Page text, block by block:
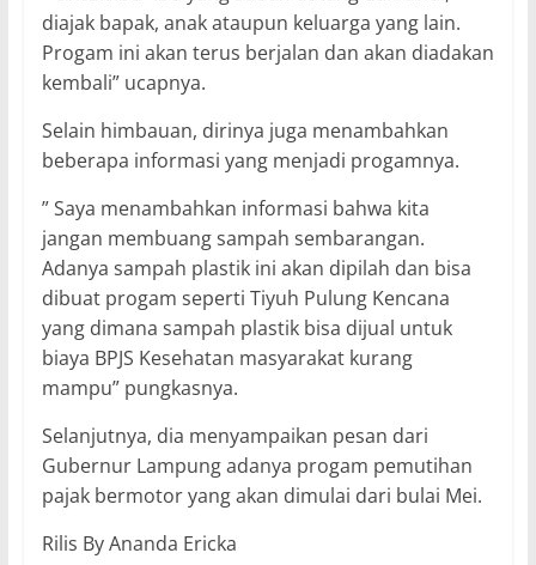
diajak bapak, anak ataupun keluarga yang lain.
Progam ini akan terus berjalan dan akan diadakan
kembali” ucapnya.
Selain himbauan, dirinya juga menambahkan
beberapa informasi yang menjadi progamnya.
” Saya menambahkan informasi bahwa kita
jangan membuang sampah sembarangan.
Adanya sampah plastik ini akan dipilah dan bisa
dibuat progam seperti Tiyuh Pulung Kencana
yang dimana sampah plastik bisa dijual untuk
biaya BPJS Kesehatan masyarakat kurang
mampu” pungkasnya.
Selanjutnya, dia menyampaikan pesan dari
Gubernur Lampung adanya progam pemutihan
pajak bermotor yang akan dimulai dari bulai Mei.
Rilis By Ananda Ericka